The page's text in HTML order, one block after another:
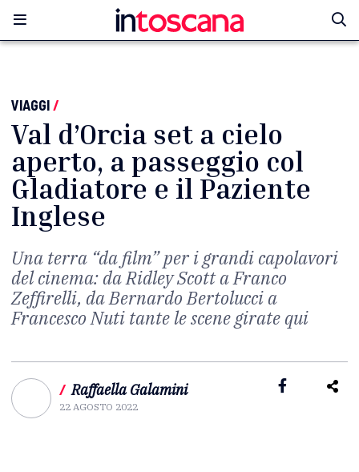
VIAGGI/
Val d’Orcia set a cielo
aperto, a passeggio col
Gladiatore e il Paziente
Inglese
Una terra “da film” per i grandi capolavori
del cinema: da Ridley Scott a Franco
Zeffirelli, da Bernardo Bertolucci a
Francesco Nuti tante le scene girate qui
/ Raffaella Galamini
22 AGOSTO 2022